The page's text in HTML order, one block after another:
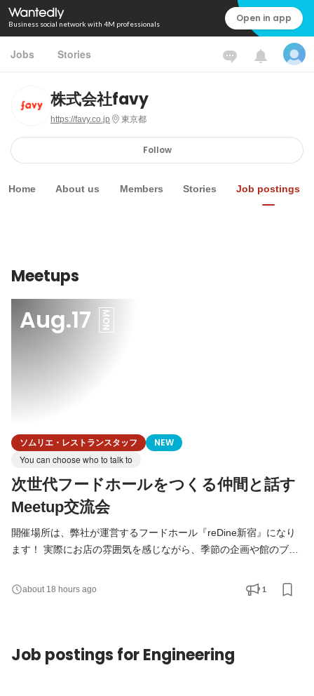
Business social network with 4M professionals Open in app
Jobs Stories
株式会社favy
https://favy.co.jp 東京都
Follow
Home About us Members Stories Job postings
Meetups
Aug.17 MON
ソムリエ・レストランスタッフ
NEW
You can choose who to talk to
次世代フードホールをつくる仲間と話す
Meetup交流会
開催場所は、弊社が運営するフードホール『reDine新宿』になり
ます！ 実際にお店の雰囲気を感じながら、季節の企画や館のブラ
本格的に進める予定じゃない方も大丈夫！ ぜひ気軽にご参加くだ
さい。 ------------------------------------------- 8月17日(月)のミートア
about 18 hours ago 1
Job postings for Engineering